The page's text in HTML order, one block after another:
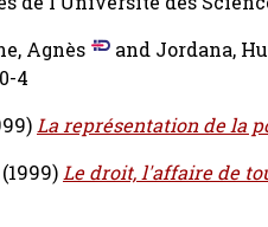
Agnès and Jordana,
4
La représentation de la
(1999)Le droit, l'affaire de